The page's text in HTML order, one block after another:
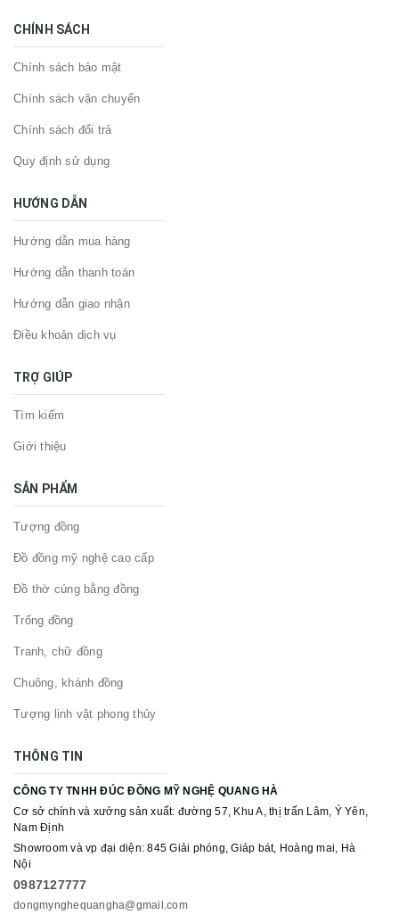
CHÍNH SÁCH
Chính sách bảo mật
Chính sách vận chuyển
Chính sách đổi trả
Quy định sử dụng
HƯỚNG DẪN
Hướng dẫn mua hàng
Hướng dẫn thanh toán
Hướng dẫn giao nhận
Điều khoản dịch vụ
TRỢ GIÚP
Tìm kiếm
Giới thiệu
SẢN PHẨM
Tượng đồng
Đồ đồng mỹ nghệ cao cấp
Đồ thờ cúng bằng đồng
Trống đồng
Tranh, chữ đồng
Chuông, khánh đồng
Tượng linh vật phong thủy
THÔNG TIN
CÔNG TY TNHH ĐÚC ĐỒNG MỸ NGHỆ QUANG HÀ
Cơ sở chính và xưởng sản xuất: đường 57, Khu A, thị trấn Lâm, Ý Yên,
Nam Định
Showroom và vp đại diện: 845 Giải phóng, Giáp bát, Hoàng mai, Hà
Nội
0987127777
dongmynghequangha@gmail.com